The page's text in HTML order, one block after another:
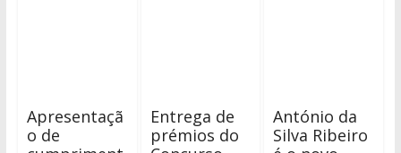
Apresentaçã
o de
Entrega de
prémios do
António da
Silva Ribeiro